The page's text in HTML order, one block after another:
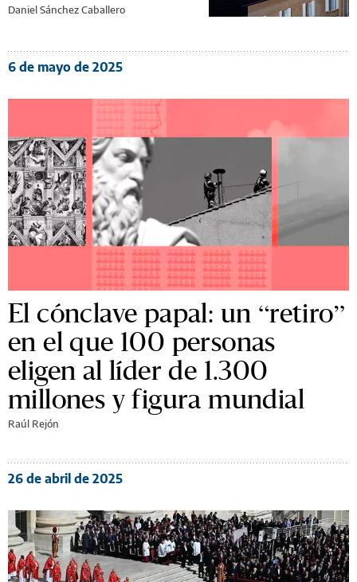
Daniel Sánchez Caballero
6 de mayo de 2025
El cónclave papal: un “retiro”
en el que 100 personas
eligen al líder de 1.300
millones y figura mundial
Raúl Rejón
26 de abril de 2025